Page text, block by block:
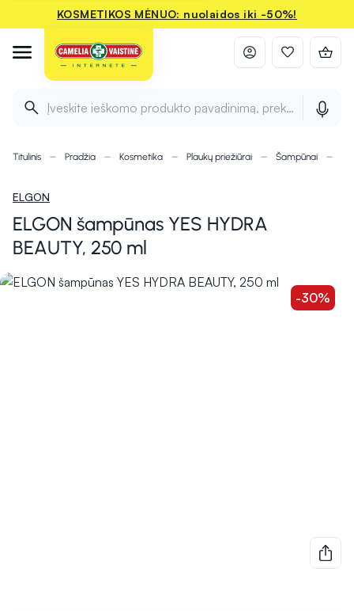
KOSMETIKOS MĖNUO: nuolaidos iki -50%!
Įveskite ieškomo produkto pavadinimą, prekės ženklą ir
Titulinis Pradžia Kosmetika Plaukų priežiūrai Šampūnai
ELGON
ELGON šampūnas YES HYDRA
BEAUTY, 250 ml
-30%